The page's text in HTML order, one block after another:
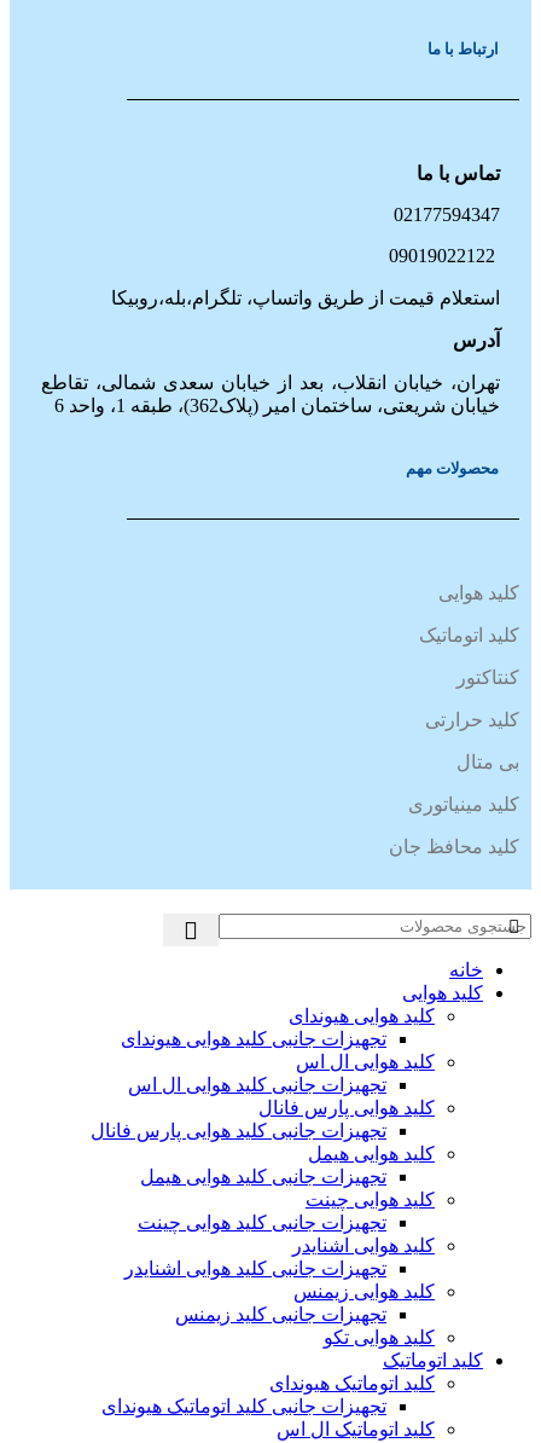
ارتباط با ما
تماس با ما
02177594347
09019022122
استعلام قیمت از طریق واتساپ، تلگرام،بله،روبیکا
آدرس
تهران، خیابان انقلاب، بعد از خیابان سعدی شمالی، تقاطع
خیابان شریعتی، ساختمان امیر (پلاک362)، طبقه 1، واحد 6
محصولات مهم
کلید هوایی
کلید اتوماتیک
کنتاکتور
کلید حرارتی
بی متال
کلید مینیاتوری
کلید محافظ جان
خانه
کلید هوایی
کلید هوایی هیوندای
تجهیزات جانبی کلید هوایی هیوندای
کلید هوایی ال اس
تجهیزات جانبی کلید هوایی ال اس
کلید هوایی پارس فانال
تجهیزات جانبی کلید هوایی پارس فانال
کلید هوایی هیمل
تجهیزات جانبی کلید هوایی هیمل
کلید هوایی چینت
تجهیزات جانبی کلید هوایی چینت
کلید هوایی اشنایدر
تجهیزات جانبی کلید هوایی اشنایدر
کلید هوایی زیمنس
تجهیزات جانبی کلید زیمنس
کلید هوایی تکو
کلید اتوماتیک
کلید اتوماتیک هیوندای
تجهیزات جانبی کلید اتوماتیک هیوندای
کلید اتوماتیک ال اس